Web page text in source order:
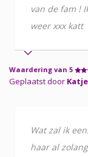
van de fam !
weer xxx katt
Waardering van 5
Geplaatst door Katje
Wat zal ik
haar al